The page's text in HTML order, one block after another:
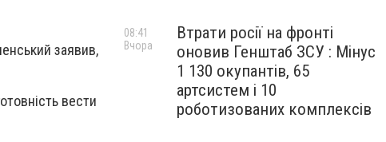
заявив,
вести
Втрати росії на фронті
оновив Генштаб ЗСУ : Мінус
1 130 окупантів, 65
артсистем і 10
роботизованих комплексів
08:41
Вчора